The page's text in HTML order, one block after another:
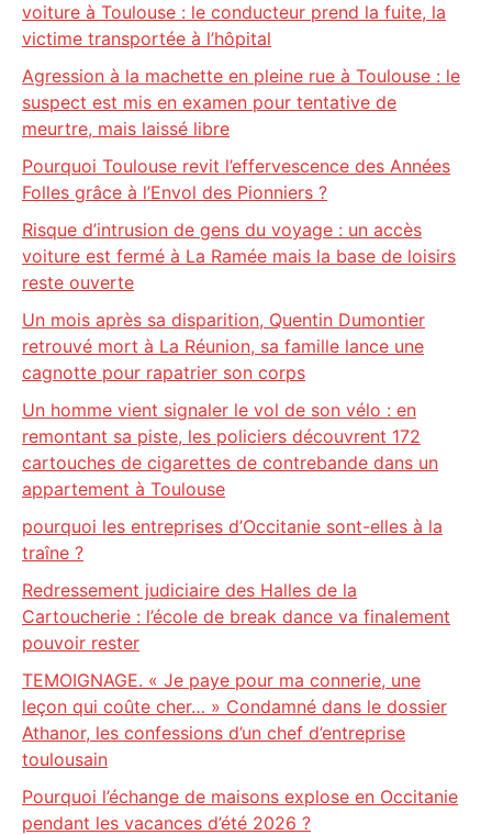
voiture à Toulouse : le conducteur prend la fuite, la
victime transportée à l’hôpital
Agression à la machette en pleine rue à Toulouse : le
suspect est mis en examen pour tentative de
meurtre, mais laissé libre
Pourquoi Toulouse revit l’effervescence des Années
Folles grâce à l’Envol des Pionniers ?
Risque d’intrusion de gens du voyage : un accès
voiture est fermé à La Ramée mais la base de loisirs
reste ouverte
Un mois après sa disparition, Quentin Dumontier
retrouvé mort à La Réunion, sa famille lance une
cagnotte pour rapatrier son corps
Un homme vient signaler le vol de son vélo : en
remontant sa piste, les policiers découvrent 172
cartouches de cigarettes de contrebande dans un
appartement à Toulouse
pourquoi les entreprises d’Occitanie sont-elles à la
traîne ?
Redressement judiciaire des Halles de la
Cartoucherie : l’école de break dance va finalement
pouvoir rester
TEMOIGNAGE. « Je paye pour ma connerie, une
leçon qui coûte cher… » Condamné dans le dossier
Athanor, les confessions d’un chef d’entreprise
toulousain
Pourquoi l’échange de maisons explose en Occitanie
pendant les vacances d’été 2026 ?